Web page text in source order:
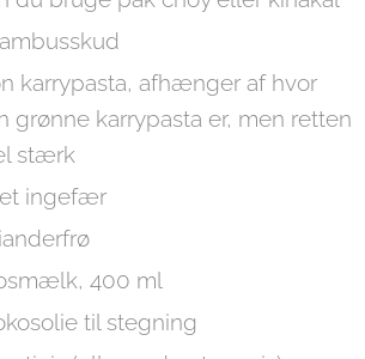
karrypasta, afhænger af hvor
grønne karrypasta er, men retten
stærk
ingefær
400 ml
til stegning